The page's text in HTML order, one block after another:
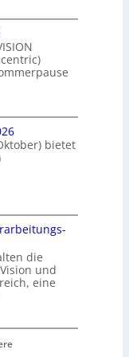
bietet
die
und
eine